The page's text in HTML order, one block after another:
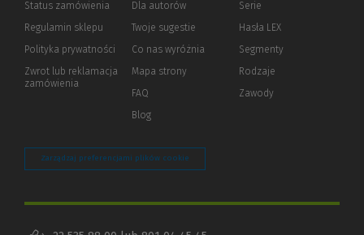
Status zamówienia
Regulamin sklepu
Polityka prywatności (Nowe
(Link
innej
Zwrot lub reklamacja
zamówienia
Dla autorów(Nowe
(Link
innej
Twoje sugestie
Co nas wyróżnia
Mapa strony
FAQ
Blog
Serie
Hasła LEX
Segmenty
Rodzaje
Zawody
Zarządzaj preferencjami plików cookie